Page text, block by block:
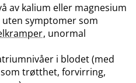
av kalium eller magnesium
symptomer som
, unormal
i blodet (med
trøtthet, forvirring,